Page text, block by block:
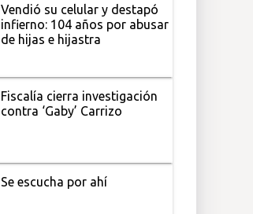
Vendió su celular y destapó
infierno: 104 años por abusar
de hijas e hijastra
Fiscalía cierra investigación
contra ‘Gaby’ Carrizo
Se escucha por ahí